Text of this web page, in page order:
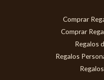
Comprar
Comprar
Regalos
Regalos